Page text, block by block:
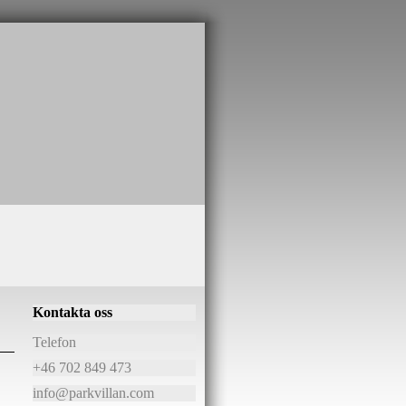
Kontakta oss
Telefon
+46 702 849 473
info@parkvillan.com